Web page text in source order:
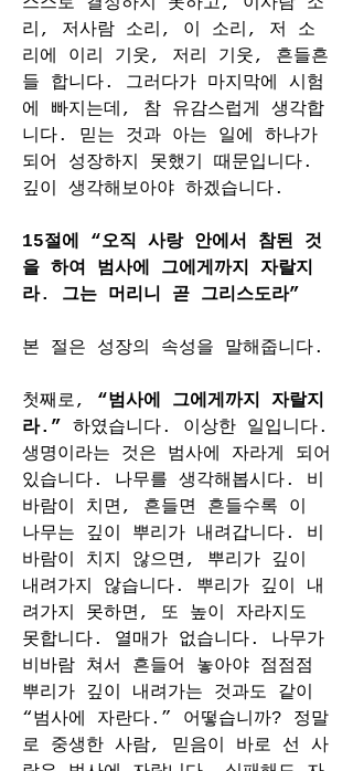
리, 저사람 소리, 이 소리, 저 소
리에 이리 기웃, 저리 기웃, 흔들흔
들 합니다. 그러다가 마지막에 시험
에 빠지는데, 참 유감스럽게 생각합
니다. 믿는 것과 아는 일에 하나가
되어 성장하지 못했기 때문입니다.
깊이 생각해보아야 하겠습니다.
15절에 “오직 사랑 안에서 참된 것
을 하여 범사에 그에게까지 자랄지
라. 그는 머리니 곧 그리스도라”
본 절은 성장의 속성을 말해줍니다.
첫째로, “범사에 그에게까지 자랄지
라.” 하였습니다. 이상한 일입니다.
생명이라는 것은 범사에 자라게 되어
있습니다. 나무를 생각해봅시다. 비
바람이 치면, 흔들면 흔들수록 이
나무는 깊이 뿌리가 내려갑니다. 비
바람이 치지 않으면, 뿌리가 깊이
내려가지 않습니다. 뿌리가 깊이 내
려가지 못하면, 또 높이 자라지도
못합니다. 열매가 없습니다. 나무가
비바람 쳐서 흔들어 놓아야 점점점
뿌리가 깊이 내려가는 것과도 같이
“범사에 자란다.” 어떻습니까? 정말
로 중생한 사람, 믿음이 바로 선 사